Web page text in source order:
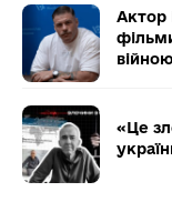
Актор
«Це